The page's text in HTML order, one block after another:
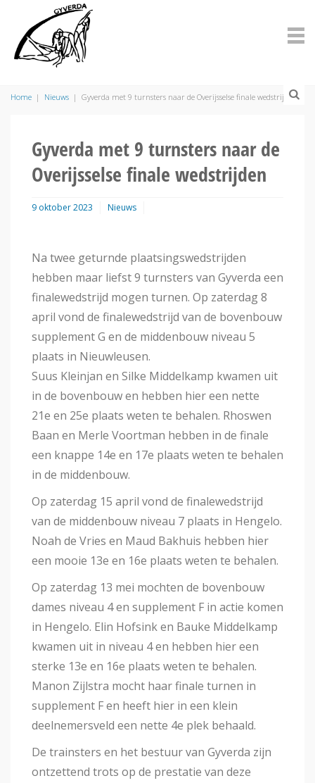
Home | Nieuws | Gyverda met 9 turnsters naar de Overijsselse finale wedstrijden
Gyverda met 9 turnsters naar de
Overijsselse finale wedstrijden
9 oktober 2023 Nieuws
Na twee geturnde plaatsingswedstrijden
hebben maar liefst 9 turnsters van Gyverda een
finalewedstrijd mogen turnen. Op zaterdag 8
april vond de finalewedstrijd van de bovenbouw
supplement G en de middenbouw niveau 5
plaats in Nieuwleusen.
Suus Kleinjan en Silke Middelkamp kwamen uit
in de bovenbouw en hebben hier een nette
21e en 25e plaats weten te behalen. Rhoswen
Baan en Merle Voortman hebben in de finale
een knappe 14e en 17e plaats weten te behalen
in de middenbouw.
Op zaterdag 15 april vond de finalewedstrijd
van de middenbouw niveau 7 plaats in Hengelo.
Noah de Vries en Maud Bakhuis hebben hier
een mooie 13e en 16e plaats weten te behalen.
Op zaterdag 13 mei mochten de bovenbouw
dames niveau 4 en supplement F in actie komen
in Hengelo. Elin Hofsink en Bauke Middelkamp
kwamen uit in niveau 4 en hebben hier een
sterke 13e en 16e plaats weten te behalen.
Manon Zijlstra mocht haar finale turnen in
supplement F en heeft hier in een klein
deelnemersveld een nette 4e plek behaald.
De trainsters en het bestuur van Gyverda zijn
ontzettend trots op de prestatie van deze